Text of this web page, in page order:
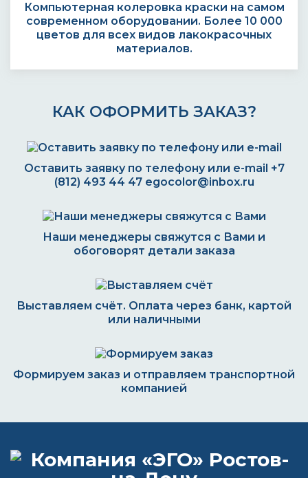
Компьютерная колеровка краски на самом
современном оборудовании. Более 10 000
цветов для всех видов лакокрасочных
материалов.
КАК ОФОРМИТЬ ЗАКАЗ?
Оставить заявку по телефону или e-mail +7
(812) 493 44 47 egocolor@inbox.ru
Наши менеджеры свяжутся с Вами и
обоговорят детали заказа
Выставляем счёт. Оплата через банк, картой
или наличными
Формируем заказ и отправляем транспортной
компанией
ВОПРОС-ОТВЕТ